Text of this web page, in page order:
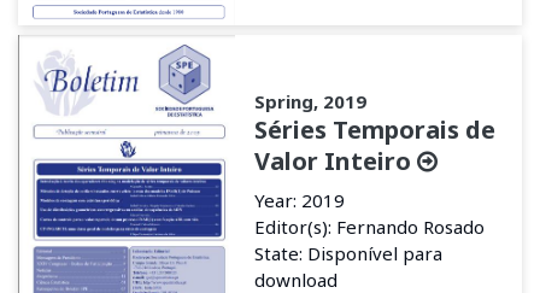
Spring, 2019
Séries Temporais de
Valor Inteiro
Year: 2019
Editor(s): Fernando Rosado
State: Disponível para
download